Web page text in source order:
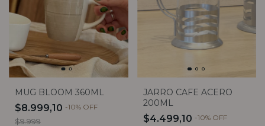
MUG BLOOM 360ML
$8.999,10 -10% OFF
$9.999
JARRO CAFE ACERO
200ML
$4.499,10 -10% OFF